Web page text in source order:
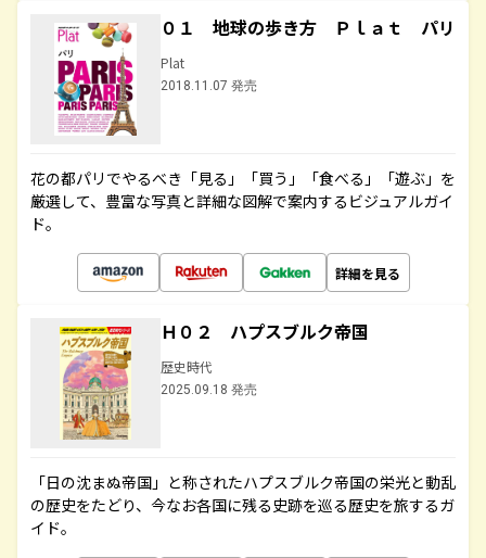
０１ 地球の歩き方 Ｐｌａｔ パリ
Plat
2018.11.07 発売
花の都パリでやるべき「見る」「買う」「食べる」「遊ぶ」を
厳選して、豊富な写真と詳細な図解で案内するビジュアルガイ
ド。
詳細を見る
Ｈ０２ ハプスブルク帝国
歴史時代
2025.09.18 発売
「日の沈まぬ帝国」と称されたハプスブルク帝国の栄光と動乱
の歴史をたどり、今なお各国に残る史跡を巡る歴史を旅するガ
イド。